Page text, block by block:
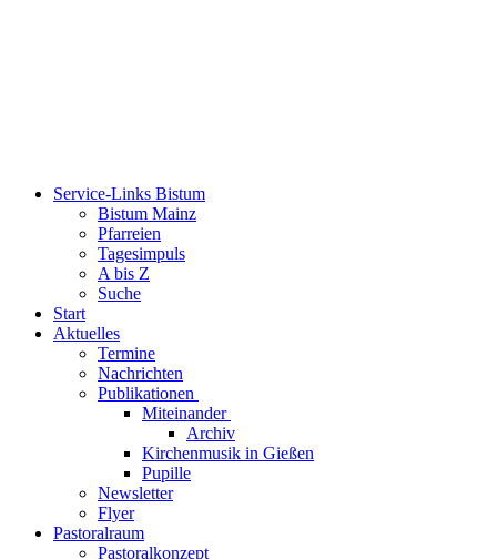
Service-Links Bistum
Bistum Mainz
Pfarreien
Tagesimpuls
A bis Z
Suche
Start
Aktuelles
Termine
Nachrichten
Publikationen
Miteinander
Archiv
Kirchenmusik in Gießen
Pupille
Newsletter
Flyer
Pastoralraum
Pastoralkonzept